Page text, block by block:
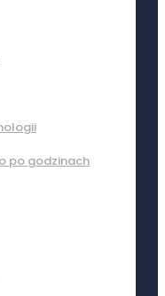
po godzinach